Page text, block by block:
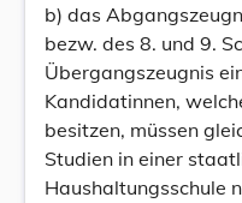
b) das
bezw. des 8. und 9.
Übergangszeugnis
Kandidatinnen,
besitzen, müssen
Studien in einer
Haushaltungsschule